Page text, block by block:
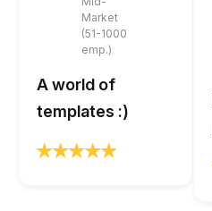
Market
(51-1000
emp.)
A world of
templates :)